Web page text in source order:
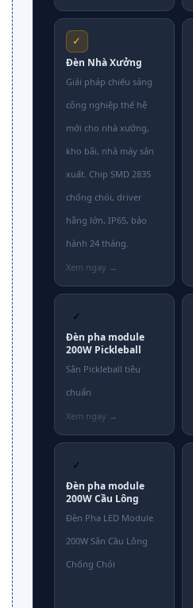
✓
Đèn Nhà Xưởng
Giải pháp chiếu sáng
công nghiệp thế hệ
mới cho nhà xưởng,
kho bãi, nhà máy sản
xuất. Chip SMD 2835
chống chói, driver
hãng lớn, IP65, bảo
hành 24 tháng.
✓
Đèn pha module
200W Pickleball
Sân Pickleball tiêu
chuẩn
✓
Đèn pha module
200W Cầu Lông
Đèn Pha LED Module
200W Sân Cầu Lông
Chống Chói